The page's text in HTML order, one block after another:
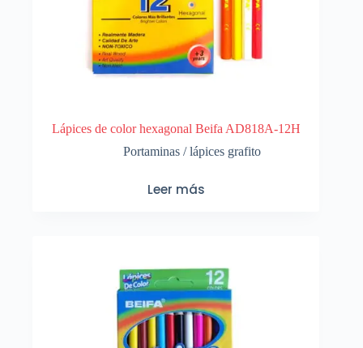
Lápices de color hexagonal Beifa AD818A-12H
Portaminas / lápices grafito
Leer más